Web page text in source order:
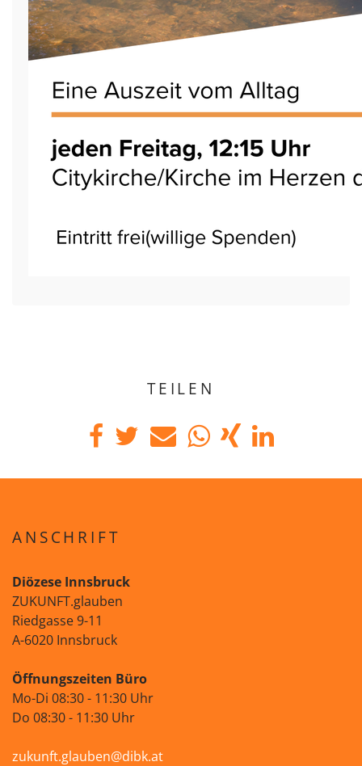
TEILEN
ANSCHRIFT
Diözese Innsbruck
ZUKUNFT.glauben
Riedgasse 9-11
A-6020 Innsbruck
Öffnungszeiten Büro
Mo-Di 08:30 - 11:30 Uhr
Do 08:30 - 11:30 Uhr
zukunft.glauben@dibk.at